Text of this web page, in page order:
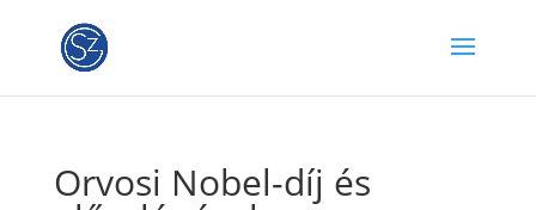
Orvosi Nobel-díj és